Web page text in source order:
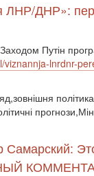
ЛНР/ДНР»:
Путін
viznannja-lnrdnr-
Самарский: